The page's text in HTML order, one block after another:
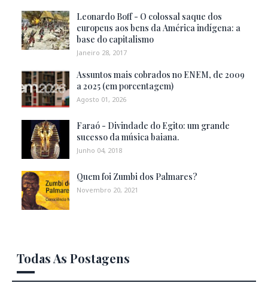
Leonardo Boff - O colossal saque dos
europeus aos bens da América indígena: a
base do capitalismo
Janeiro 28, 2017
Assuntos mais cobrados no ENEM, de 2009
a 2025 (em porcentagem)
Agosto 01, 2026
Faraó - Divindade do Egito: um grande
sucesso da música baiana.
Junho 04, 2018
Quem foi Zumbi dos Palmares?
Novembro 20, 2021
Todas As Postagens